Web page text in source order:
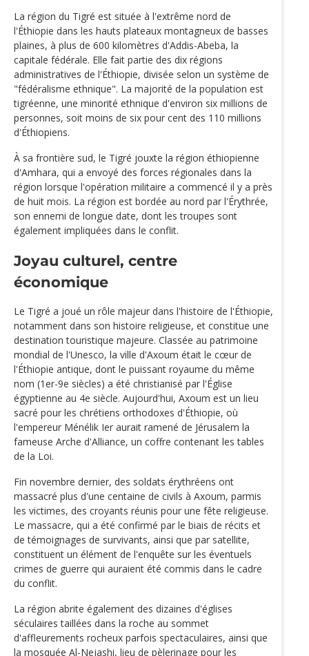
La région du Tigré est située à l'extrême nord de
l'Éthiopie dans les hauts plateaux montagneux de basses
plaines, à plus de 600 kilomètres d'Addis-Abeba, la
capitale fédérale. Elle fait partie des dix régions
administratives de l'Éthiopie, divisée selon un système de
"fédéralisme ethnique". La majorité de la population est
tigréenne, une minorité ethnique d'environ six millions de
personnes, soit moins de six pour cent des 110 millions
d'Éthiopiens.
À sa frontière sud, le Tigré jouxte la région éthiopienne
d'Amhara, qui a envoyé des forces régionales dans la
région lorsque l'opération militaire a commencé il y a près
de huit mois. La région est bordée au nord par l'Érythrée,
son ennemi de longue date, dont les troupes sont
également impliquées dans le conflit.
Joyau culturel, centre
économique
Le Tigré a joué un rôle majeur dans l'histoire de l'Éthiopie,
notamment dans son histoire religieuse, et constitue une
destination touristique majeure. Classée au patrimoine
mondial de l'Unesco, la ville d'Axoum était le cœur de
l'Éthiopie antique, dont le puissant royaume du même
nom (1er-9e siècles) a été christianisé par l'Église
égyptienne au 4e siècle. Aujourd'hui, Axoum est un lieu
sacré pour les chrétiens orthodoxes d'Éthiopie, où
l'empereur Ménélik Ier aurait ramené de Jérusalem la
fameuse Arche d'Alliance, un coffre contenant les tables
de la Loi.
Fin novembre dernier, des soldats érythréens ont
massacré plus d'une centaine de civils à Axoum, parmis
les victimes, des croyants réunis pour une fête religieuse.
Le massacre, qui a été confirmé par le biais de récits et
de témoignages de survivants, ainsi que par satellite,
constituent un élément de l'enquête sur les éventuels
crimes de guerre qui auraient été commis dans le cadre
du conflit.
La région abrite également des dizaines d'églises
séculaires taillées dans la roche au sommet
d'affleurements rocheux parfois spectaculaires, ainsi que
la mosquée Al-Nejashi, lieu de pèlerinage pour les